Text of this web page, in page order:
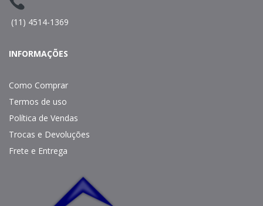
(11) 4514-1369
INFORMAÇÕES
Como Comprar
Termos de uso
Política de Vendas
Trocas e Devoluções
Frete e Entrega